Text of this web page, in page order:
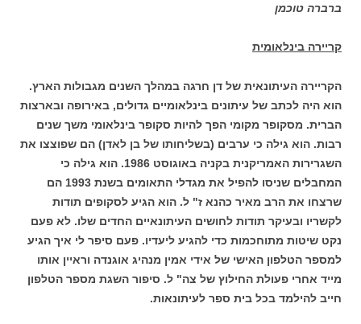
ברברה טוכמן
קריירה בינלאומית
הקריירה העיתונאית של דן חרגה במהלך השנים מגבולות הארץ.
הוא היה לכתב של עיתונים בינלאומיים גדולים, באירופה ובארצות
הברית. מסקופר מקומי הפך להיות סקופר בינלאומי משך שנים
רבות. הוא גילה כי ערבים (בשליחותו של בן לאדן) הם שפוצצו את
השגרירות האמריקנית בקניה באוגוסט 1986. הוא גילה כי
המחבלים שניסו להפיל את מגדלי התאומים בשנת 1993 הם
שרצחו את הרב מאיר כהנא ז" ל. הוא הגיע לסקופים תודות
לקשריו ובעיקר תודות לחושים העיתונאיים החדים שלו. לא פעם
נקט שיטות מתוחכמות כדי להגיע ליעדיו. פעם סיפר לי איך הגיע
למספר הטלפון האישי של אידי אמין מנהיג אוגנדה וראיין אותו
מייד אחרי פעולת החילוץ של צה" ל. סיפור השגת מספר הטלפון
חייב להילמד בכל בית ספר לעיתונאות.